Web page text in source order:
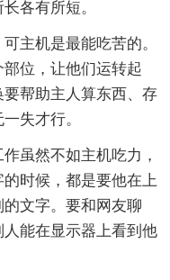
各有所短。
机是最能吃苦的。
位，让他们运转起
帮助主人算东西、存
失才行。
虽然不如主机吃力，
时候，都是要他在上
文字。要和网友聊
能在显示器上看到他